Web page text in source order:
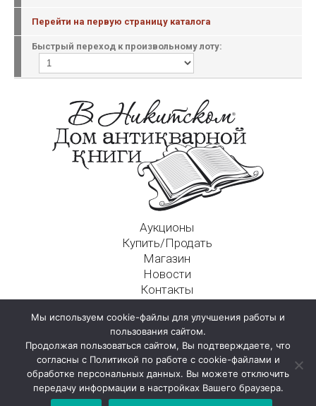
Перейти на первую страницу каталога
Быстрый переход к произвольному лоту:
Аукционы
Купить/Продать
Магазин
Новости
Контакты
125009, г. Москва, Никитский пер., д. 4а, стр. 1
Мы используем cookie-файлы для улучшения работы и
пользования сайтом.
Продолжая пользоваться сайтом, Вы подтверждаете, что
согласны с Политикой по работе с cookie-файлами и
обработке персональных данных. Вы можете отключить
передачу информации в настройках Вашего браузера.